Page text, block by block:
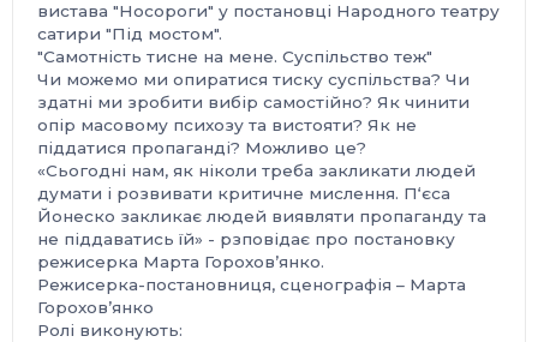
вистава "Носороги" у постановці Народного театру
сатири "Під мостом".
"Самотність тисне на мене. Суспільство теж"
Чи можемо ми опиратися тиску суспільства? Чи
здатні ми зробити вибір самостійно? Як чинити
опір масовому психозу та вистояти? Як не
піддатися пропаганді? Можливо це?
«Сьогодні нам, як ніколи треба закликати людей
думати і розвивати критичне мислення. П‘єса
Йонеско закликає людей виявляти пропаганду та
не піддаватись їй» - рзповідає про постановку
режисерка Марта Горохов’янко.
Режисерка-постановниця, сценографія – Марта
Горохов’янко
Ролі виконують: